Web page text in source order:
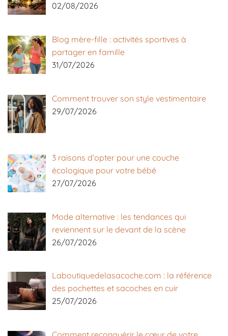
02/08/2026
Blog mère-fille : activités sportives à
partager en famille
31/07/2026
Comment trouver son style vestimentaire
29/07/2026
3 raisons d’opter pour une couche
écologique pour votre bébé
27/07/2026
Mode alternative : les tendances qui
reviennent sur le devant de la scène
26/07/2026
Laboutiquedelasacoche.com : la référence
des pochettes et sacoches en cuir
25/07/2026